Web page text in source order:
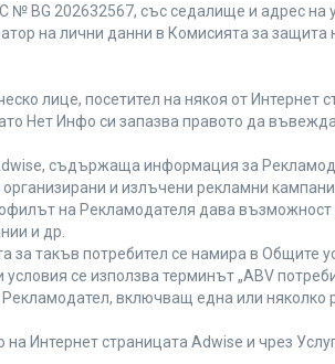
BG 202632567, със седалище и адрес на
на лични данни в Комисията за защита
лице, посетител на някоя от Интернет
Нет Инфо си запазва правото да
съдържаща информация за
и излъчени рекламни
на Рекламодателя дава
и др.
за такъв потребител се намира в Общите
се използва терминът „ABV
включващ една или няколко
Интернет страницата Adwise и чрез